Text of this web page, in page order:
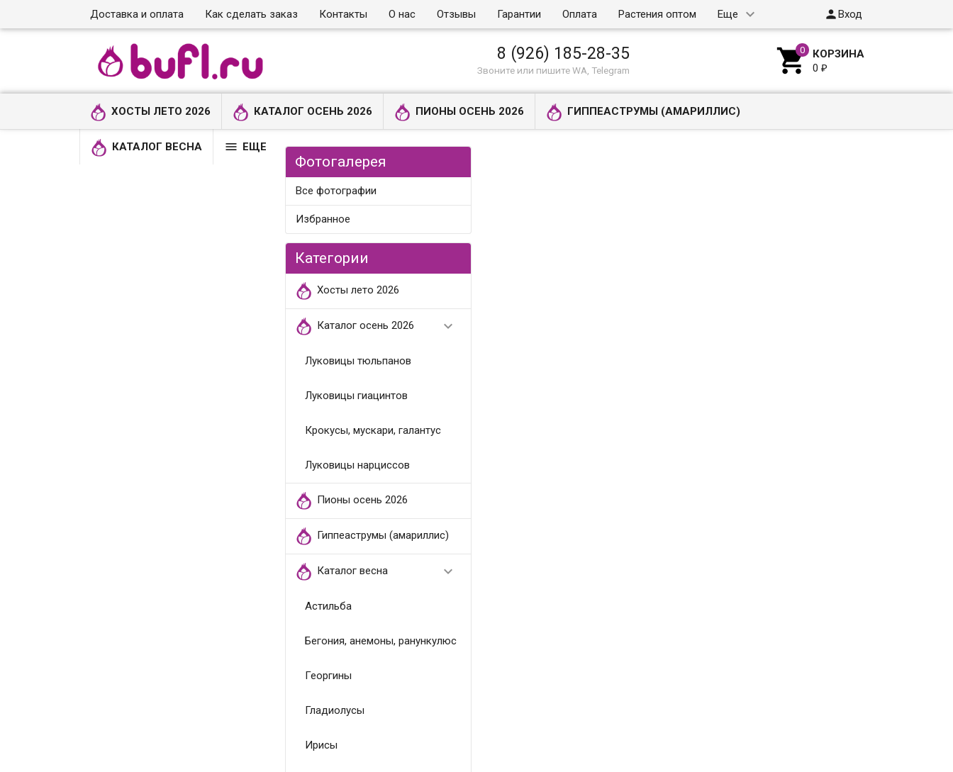
Доставка и оплата Как сделать заказ Контакты О нас Отзывы Гарантии Оплата Растения оптом Еще Вход
8 (926) 185-28-35
Звоните или пишите WA, Telegram  КОРЗИНА
0₽
ХОСТЫ ЛЕТО 2026 КАТАЛОГ ОСЕНЬ 2026 ПИОНЫ ОСЕНЬ 2026 ГИППЕАСТРУМЫ (АМАРИЛЛИС)
КАТАЛОГ ВЕСНА  ЕЩЕ
Фотогалерея
Все фотографии
Избранное
Категории
Хосты лето 2026
Каталог осень 2026 
Луковицы тюльпанов
Луковицы гиацинтов
Крокусы, мускари, галантус
Луковицы нарциссов
Пионы осень 2026
Гиппеаструмы (амариллис)
Каталог весна 
Астильба
Бегония, анемоны, ранункулюс
Георгины
Гладиолусы
Ирисы